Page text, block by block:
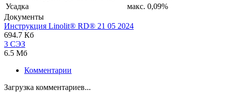
Усадка
макс. 0,09%
Документы
Инструкция Linolit®️ RD®️ 21 05 2024
694.7 Кб
3 СЭЗ
6.5 Мб
Комментарии
Загрузка комментариев...